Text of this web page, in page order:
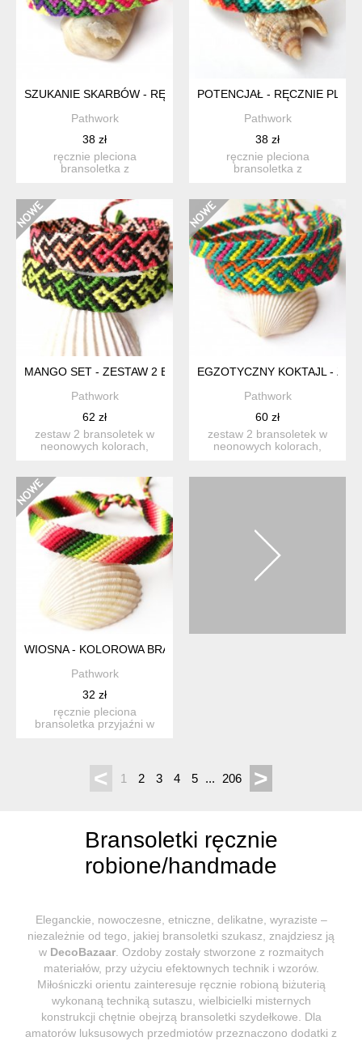
SZUKANIE SKARBÓW - RĘCZNIE PLECIONA BRANSOLETKA
Pathwork
38 zł
ręcznie pleciona
bransoletka z
POTENCJAŁ - RĘCZNIE
Pathwork
38 zł
ręcznie pleciona
bransoletka z
MANGO SET - ZESTAW 2 BRANSOLETEK ETNO, PLECIONE
Pathwork
62 zł
zestaw 2 bransoletek w
neonowych kolorach,
EGZOTYCZNY KOKTAJL -
Pathwork
60 zł
zestaw 2 bransoletek w
neonowych kolorach,
WIOSNA - KOLOROWA BRANSOLETKA PRZYJAŹNI,
Pathwork
32 zł
ręcznie pleciona
bransoletka przyjaźni w
< 1 2 3 4 5 ... 206 >
Bransoletki ręcznie
robione/handmade
Eleganckie, nowoczesne, etniczne, delikatne, wyraziste –
niezależnie od tego, jakiej bransoletki szukasz, znajdziesz ją
w DecoBazaar. Ozdoby zostały stworzone z rozmaitych
materiałów, przy użyciu efektownych technik i wzorów.
Miłośniczki orientu zainteresuje ręcznie robioną biżuterią
wykonaną techniką sutaszu, wielbicielki misternych
konstrukcji chętnie obejrzą bransoletki szydełkowe. Dla
amatorów luksusowych przedmiotów przeznaczono dodatki z